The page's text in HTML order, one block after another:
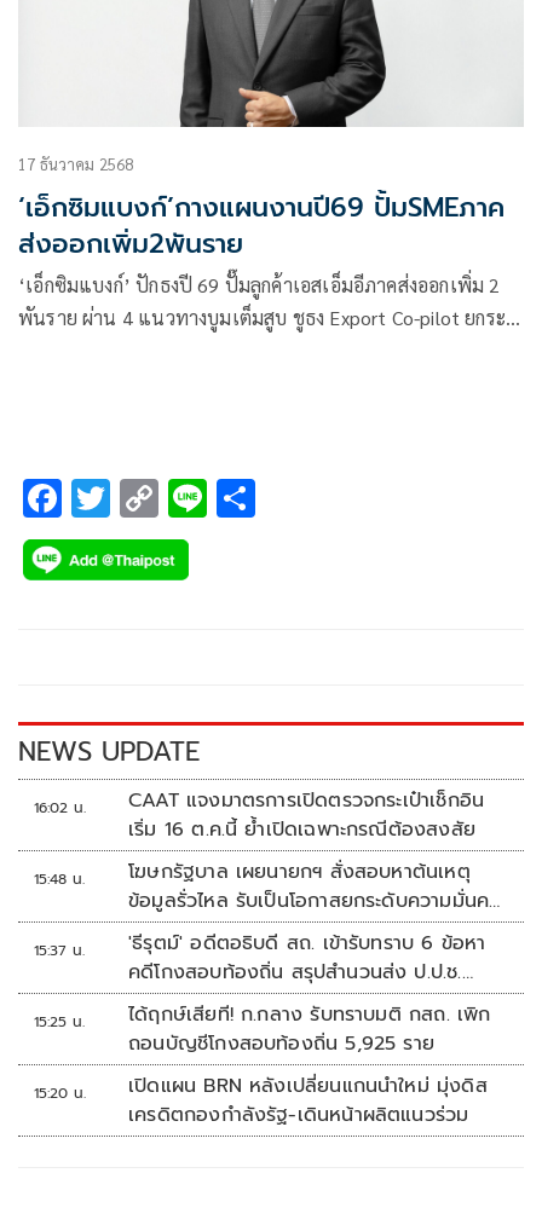
17 ธันวาคม 2568
‘เอ็กซิมแบงก์’กางแผนงานปี69 ปั้มSMEภาค
ส่งออกเพิ่ม2พันราย
‘เอ็กซิมแบงก์’ ปักธงปี 69 ปั๊มลูกค้าเอสเอ็มอีภาคส่งออกเพิ่ม 2
พันราย ผ่าน 4 แนวทางบูมเต็มสูบ ชูธง Export Co-pilot ยกระ
F
ac
e
k
T
wi
tt
C
o
p
k
Li
NEWS UPDATE
16:02 น.
CAAT แจงมาตรการเปิดตรวจกระเป๋าเช็กอิน
เริ่ม 16 ต.ค.นี้ ย้ำเปิดเฉพาะกรณีต้องสงสัย
15:48 น.
โฆษกรัฐบาล เผยนายกฯ สั่งสอบหาต้นเหตุ
ข้อมูลรั่วไหล รับเป็นโอกาสยกระดับความมั่นคง
ปลอดภัยข้อมูลภาครัฐทั้งระบบ
15:37 น.
'ธีรุตม์' อดีตอธิบดี สถ. เข้ารับทราบ 6 ข้อหา
คดีโกงสอบท้องถิ่น สรุปสำนวนส่ง ป.ป.ช.
สัปดาห์หน้า
15:25 น.
ได้ฤกษ์เสียที! ก.กลาง รับทราบมติ กสถ. เพิก
ถอนบัญชีโกงสอบท้องถิ่น 5,925 ราย
15:20 น.
เปิดแผน BRN หลังเปลี่ยนแกนนำใหม่ มุ่งดิส
เครดิตกองกำลังรัฐ-เดินหน้าผลิตแนวร่วม